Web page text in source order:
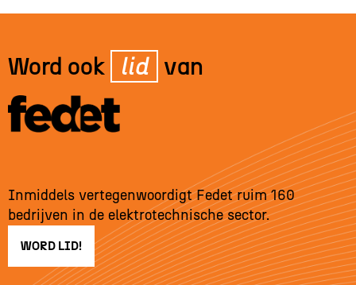
Word ook lid van
Inmiddels vertegenwoordigt Fedet ruim 160
bedrijven in de elektrotechnische sector.
WORD LID!